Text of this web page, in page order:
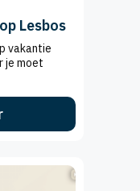
Lesbos
vakantie
je moet